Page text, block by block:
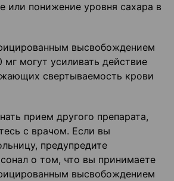
или понижение уровня сахара в
высвобождением
могут усиливать действие
свертываемость крови
прием другого препарата,
с врачом. Если вы
предупредите
о том, что вы принимаете
высвобождением